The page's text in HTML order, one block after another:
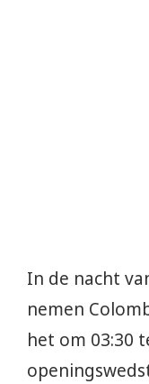
In de nacht
nemen
het om 03:30